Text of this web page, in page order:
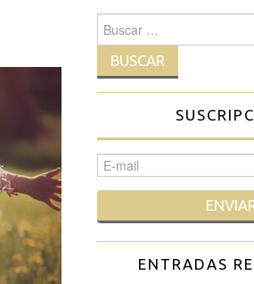
Buscar:
ENTRADAS